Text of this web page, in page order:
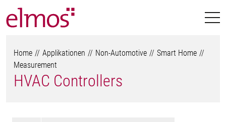
Home Applikationen Non-Automotive
Smart Home
Measurement
HVAC Controllers